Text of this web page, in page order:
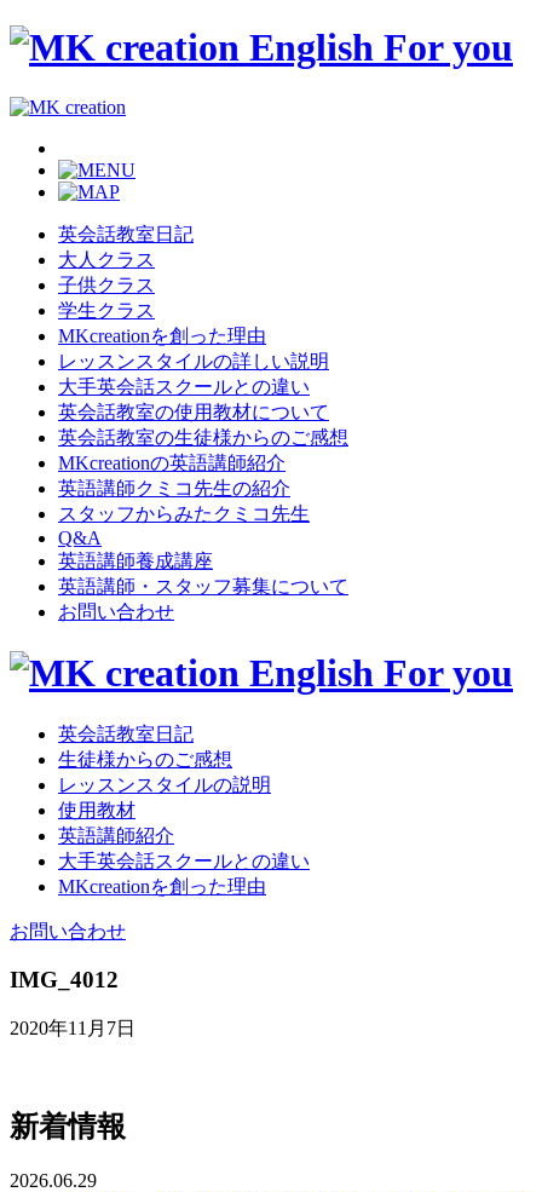
英会話教室日記
大人クラス
子供クラス
学生クラス
MKcreationを創った理由
レッスンスタイルの詳しい説明
大手英会話スクールとの違い
英会話教室の使用教材について
英会話教室の生徒様からのご感想
MKcreationの英語講師紹介
英語講師クミコ先生の紹介
スタッフからみたクミコ先生
Q&A
英語講師養成講座
英語講師・スタッフ募集について
お問い合わせ
英会話教室日記
生徒様からのご感想
レッスンスタイルの説明
使用教材
英語講師紹介
大手英会話スクールとの違い
MKcreationを創った理由
お問い合わせ
IMG_4012
2020年11月7日
新着情報
2026.06.29